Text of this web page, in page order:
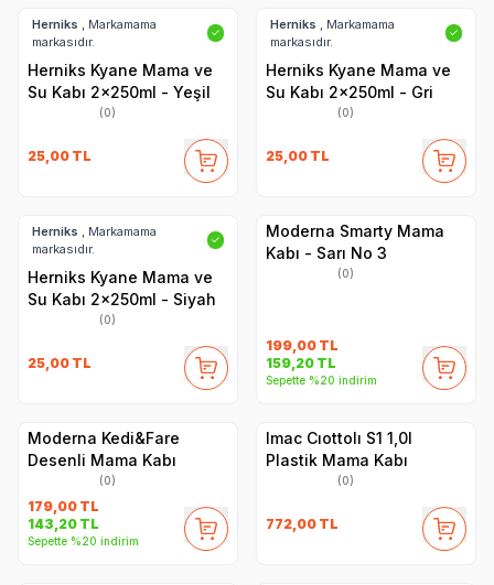
Herniks
, Markamama
markasıdır.
✓
Herniks Kyane Mama ve
Su Kabı 2x250ml - Yeşil
(0)
25,00 TL
Herniks
, Markamama
markasıdır.
✓
Herniks Kyane Mama ve
Su Kabı 2x250ml - Gri
(0)
25,00 TL
Herniks
, Markamama
markasıdır.
✓
Herniks Kyane Mama ve
Su Kabı 2x250ml - Siyah
(0)
25,00 TL
Moderna Smarty Mama
Kabı - Sarı No 3
(0)
199,00 TL
159,20 TL
Sepette %20 indirim
Moderna Kedi&Fare
Desenli Mama Kabı
(0)
179,00 TL
143,20 TL
Sepette %20 indirim
Imac Cıottolı S1 1,0l
Plastik Mama Kabı
(0)
772,00 TL